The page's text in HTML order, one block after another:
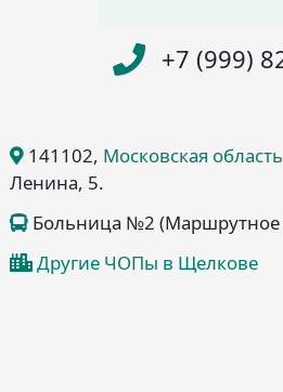
+7 (999)
141102, Московская область
Ленина, 5.
Больница №2 (Маршрутное
Другие ЧОПы в Щелкове